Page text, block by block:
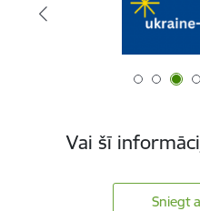
Vai šī
Sniegt